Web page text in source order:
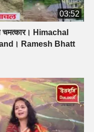
03:52
चमत्कार। Himachal
Ramesh Bhatt